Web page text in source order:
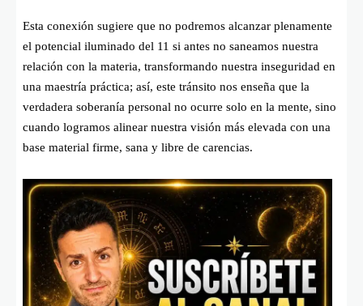
Esta conexión sugiere que no podremos alcanzar plenamente
el potencial iluminado del 11 si antes no saneamos nuestra
relación con la materia, transformando nuestra inseguridad en
una maestría práctica; así, este tránsito nos enseña que la
verdadera soberanía personal no ocurre solo en la mente, sino
cuando logramos alinear nuestra visión más elevada con una
base material firme, sana y libre de carencias.